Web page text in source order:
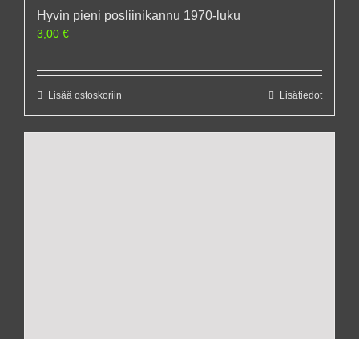
Hyvin pieni posliinikannu 1970-luku
3,00 €
Lisää ostoskoriin Lisätiedot